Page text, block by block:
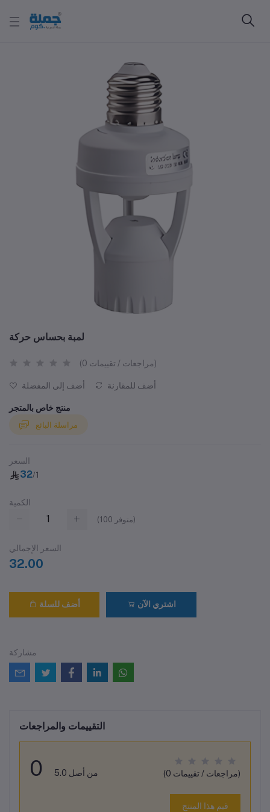
لمبة بحساس حركة
(0 مراجعات / تقييمات)
أضف إلى المفضلة أضف للمقارنة
منتج خاص بالمتجر
مراسلة البائع
السعر
32/1
الكمية
(100 متوفر)
السعر الإجمالي
32.00
أضف للسلة اشتري الآن
مشاركة
التقييمات والمراجعات
0 من أصل 5.0 (0 مراجعات / تقييمات)
قيم هذا المنتج